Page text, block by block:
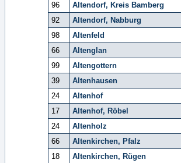
96
Altendorf, Kreis Bamberg
92
Altendorf, Nabburg
98
Altenfeld
66
Altenglan
99
Altengottern
39
Altenhausen
24
Altenhof
17
Altenhof, Röbel
24
Altenholz
66
Altenkirchen, Pfalz
18
Altenkirchen, Rügen